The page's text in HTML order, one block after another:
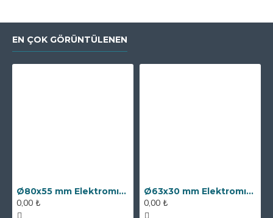
EN ÇOK GÖRÜNTÜLENEN
Ø80x55 mm Elektromıknatıs - 250 kg Çekim Gücü
0,00 ₺
Ø63x30 mm Elektromıknatıs - 100 kg Çekim Gücü
0,00 ₺